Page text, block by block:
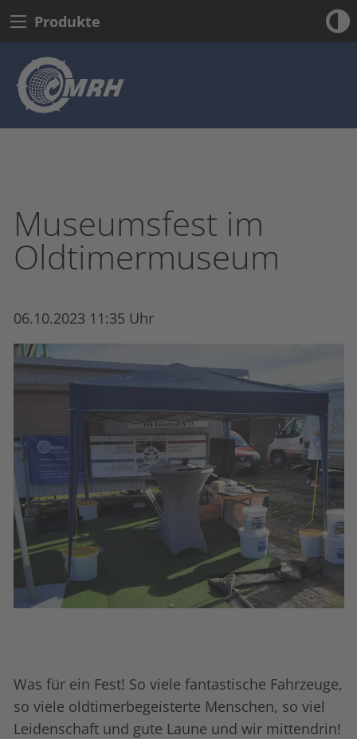
Produkte
Museumsfest im
Oldtimermuseum
06.10.2023 11:35 Uhr
Was für ein Fest! So viele fantastische Fahrzeuge,
so viele oldtimerbegeisterte Menschen, so viel
Leidenschaft und gute Laune und wir mittendrin!